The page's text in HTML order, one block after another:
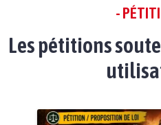
-
Les pétitions